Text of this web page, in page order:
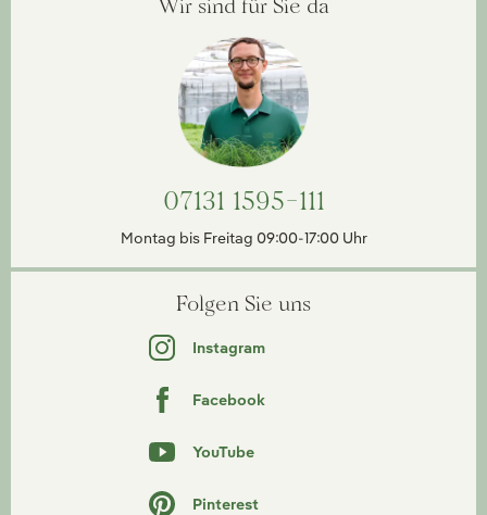
Wir sind für Sie da
07131 1595-111
Montag bis Freitag 09:00-17:00 Uhr
Folgen Sie uns
Instagram
Facebook
YouTube
Pinterest